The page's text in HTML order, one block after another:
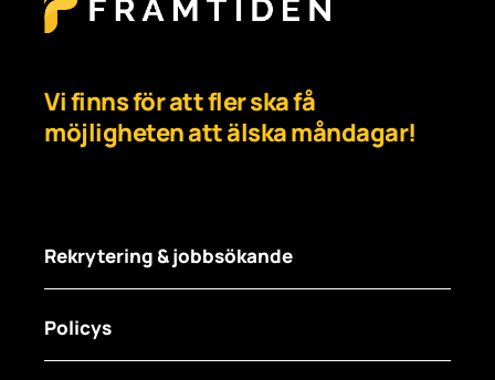
Vi finns för att fler ska få
möjligheten att älska måndagar!
Rekrytering & jobbsökande
För arbetsgivare
Policys